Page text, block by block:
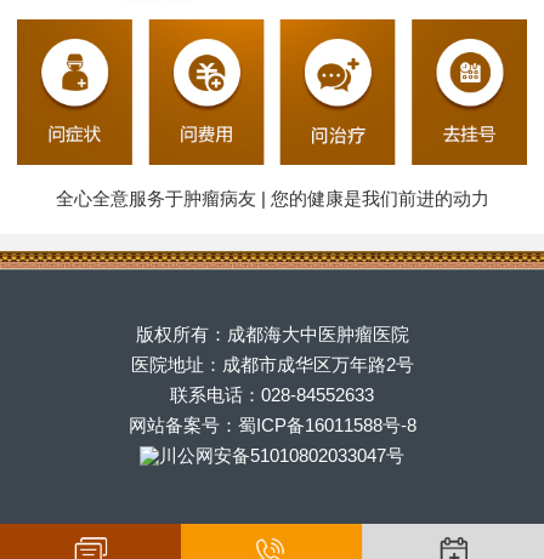
全心全意服务于肿瘤病友 | 您的健康是我们前进的动力
版权所有：成都海大中医肿瘤医院
医院地址：成都市成华区万年路2号
联系电话：028-84552633
网站备案号：蜀ICP备16011588号-8
川公网安备51010802033047号